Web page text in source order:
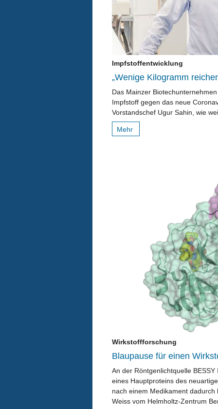
Impfstoffentwicklung
„Wenige Kilogramm
Das Mainzer
Impfstoff gegen das neue
Vorstandschef Ugur Sahin, wie
Mehr
Wirkstoffforschung
Blaupause für einen
An der Röntgenlichtquelle
eines Hauptproteins des
nach einem Medikament
Weiss vom Helmholtz-Zentrum